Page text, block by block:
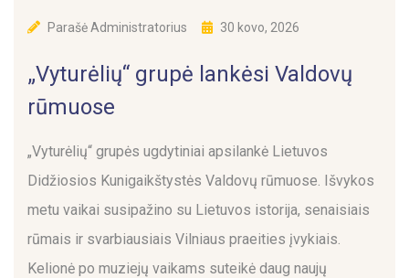
ParašėAdministratorius 30 kovo, 2026
„Vyturėlių“ grupė lankėsi Valdovų
rūmuose
„Vyturėlių“ grupės ugdytiniai apsilankė Lietuvos
Didžiosios Kunigaikštystės Valdovų rūmuose. Išvykos
metu vaikai susipažino su Lietuvos istorija, senaisiais
rūmais ir svarbiausiais Vilniaus praeities įvykiais.
Kelionė po muziejų vaikams suteikė daug naujų